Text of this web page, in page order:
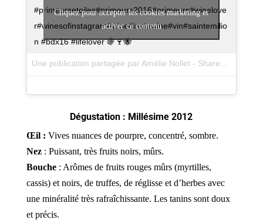
#primeursetoiles#primeurs2016#primeurs#winelove
r#winesofinstagram#wine#instawine#vin#saintemilio
n #bdx16 #lifelover 🍇🍷🐝
Une publication partagée par Amélie Nollet - ShareBordeaux (@amelienollet) le
Cliquez pour accepter les cookies marketing et
activer ce contenu
Dégustation : Millésime 2012
Œil : Vives nuances de pourpre, concentré, sombre.
Nez: Puissant, très fruits noirs, mûrs.
Bouche: Arômes de fruits rouges mûrs (myrtilles,
cassis) et noirs, de truffes, de réglisse et d’herbes avec
une minéralité très rafraîchissante. Les tanins sont doux
et précis.